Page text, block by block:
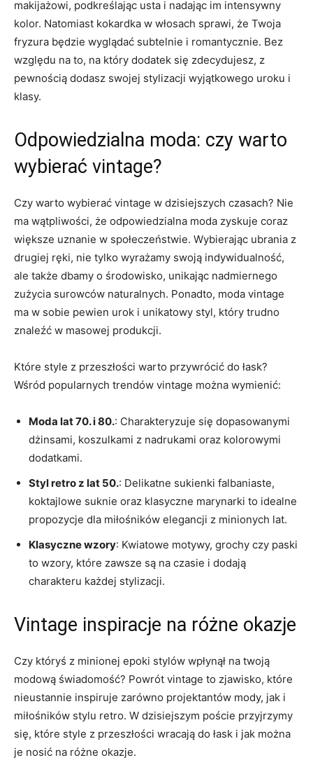
makijażowi, podkreślając usta ‌i nadając im ⁤intensywny
kolor. ​Natomiast⁣ kokardka w włosach sprawi, że Twoja
fryzura będzie wyglądać subtelnie i⁣ romantycznie. Bez
względu na ‍to, na który dodatek się zdecydujesz, z⁤
pewnością dodasz swojej⁣ stylizacji wyjątkowego uroku i
klasy.
Odpowiedzialna moda: ⁢czy warto
‍wybierać vintage?
Czy warto wybierać vintage w dzisiejszych czasach?​ Nie
ma wątpliwości,‍ że odpowiedzialna moda zyskuje coraz⁢
większe uznanie w społeczeństwie.⁣ Wybierając ‍ubrania z
drugiej ręki, nie tylko⁢ wyrażamy‍ swoją indywidualność,
⁤ale​ także dbamy‌ o środowisko, ‍unikając nadmiernego
zużycia surowców naturalnych. Ponadto, moda vintage
ma w sobie pewien urok i ⁢unikatowy styl, który​ trudno
‍znaleźć w masowej​ produkcji.
Które style z przeszłości warto ​przywrócić do łask?
Wśród ⁢popularnych trendów vintage można wymienić: ‌
Moda lat 70. i 80.: ⁢Charakteryzuje się dopasowanymi
dżinsami, koszulkami z nadrukami oraz kolorowymi
dodatkami.
Styl retro ​z lat 50.: Delikatne sukienki ‍falbaniaste,
koktajlowe suknie ⁤oraz klasyczne marynarki to idealne
propozycje ⁤dla miłośników elegancji z minionych lat.
Klasyczne⁣ wzory: Kwiatowe ‌motywy, ‌grochy czy paski​
to wzory, ⁣które ⁤zawsze są na czasie​ i dodają
charakteru każdej⁢ stylizacji.
Vintage inspiracje na różne ​okazje
Czy któryś z minionej epoki stylów ‍wpłynął ⁣na twoją
modową świadomość?⁤ Powrót vintage to zjawisko, które
nieustannie ‍inspiruje ⁣zarówno ​projektantów mody, jak i
miłośników⁤ stylu⁣ retro. ‌W dzisiejszym poście przyjrzymy
się, które ⁤style z ⁤przeszłości ⁢wracają do łask ‍i jak można
je⁤ nosić na różne okazje.